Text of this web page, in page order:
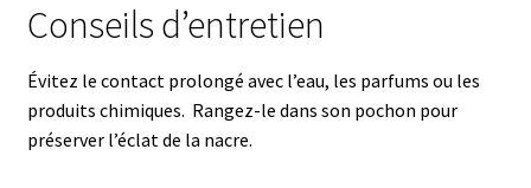
Conseils d’entretien
Évitez le contact prolongé avec l’eau, les parfums ou les
produits chimiques. Rangez-le dans son pochon pour
préserver l’éclat de la nacre.